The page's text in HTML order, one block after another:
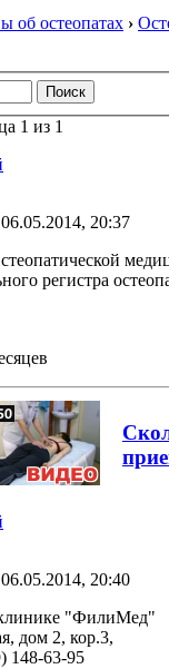
об остеопатах ›
1 из 1
20:37
регистра
20:40
"ФилиМед"
дом 2, кор.3,
148-63-95